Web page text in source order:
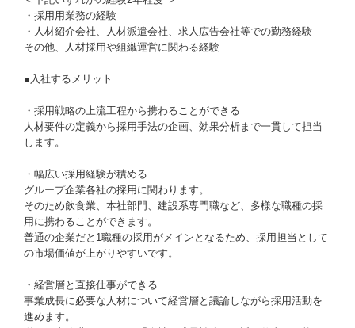
・採用用業務の経験
・人材紹介会社、人材派遣会社、求人広告会社等での勤務経験
その他、人材採用や組織運営に関わる経験
●入社するメリット
・採用戦略の上流工程から携わることができる
人材要件の定義から採用手法の企画、効果分析まで一貫して担当
します。
・幅広い採用経験が積める
グループ企業各社の採用に関わります。
そのため飲食業、本社部門、建設系専門職など、多様な職種の採
用に携わることができます。
普通の企業だと1職種の採用がメインとなるため、採用担当として
の市場価値が上がりやすいです。
・経営層と直接仕事ができる
事業成長に必要な人材について経営層と議論しながら採用活動を
進めます。